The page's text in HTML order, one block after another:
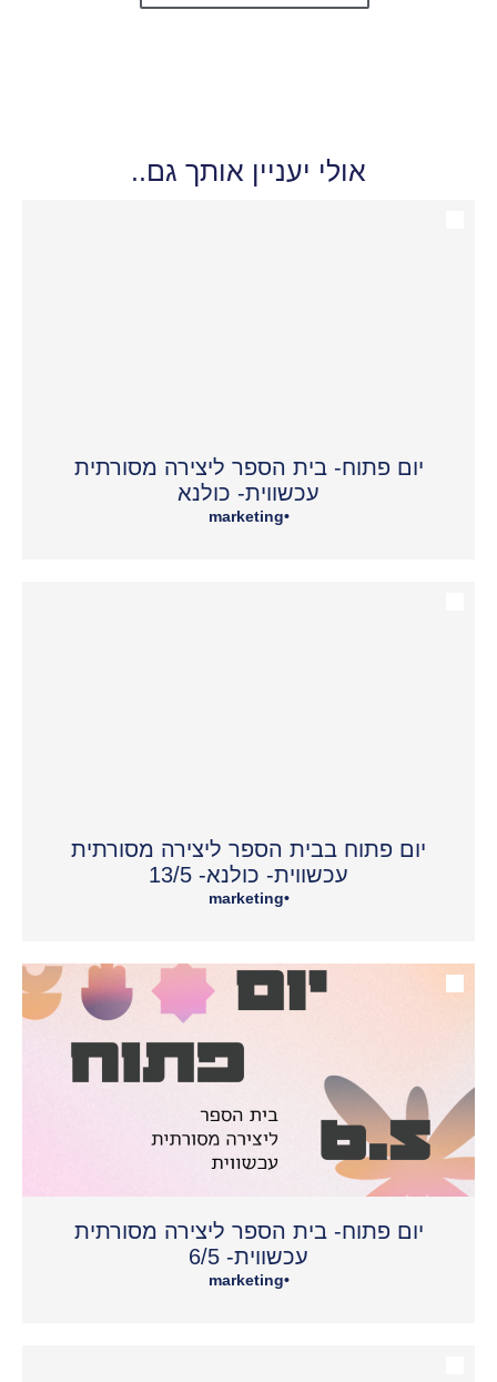
אולי יעניין אותך גם..
יום פתוח- בית הספר ליצירה מסורתית
עכשווית- כולנא
•
marketing
יום פתוח בבית הספר ליצירה מסורתית
עכשווית- כולנא- 13/5
•
marketing
יום פתוח- בית הספר ליצירה מסורתית
עכשווית- 6/5
•
marketing